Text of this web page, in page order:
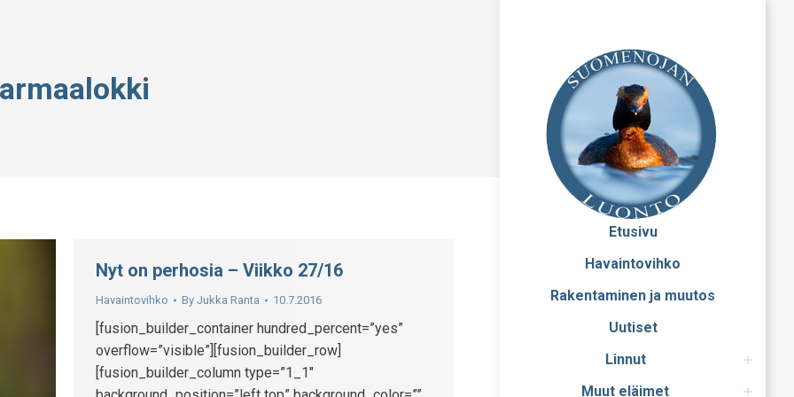
Etusivu
Havaintovihko
Rakentaminen ja muutos
Uutiset
Linnut
Muut eläimet
Nyt on perhosia – Viikko 27/16
Havaintovihko By Jukka Ranta 10.7.2016
[fusion_builder_container hundred_percent=”yes”
overflow=”visible”][fusion_builder_row]
[fusion_builder_column type=”1_1″